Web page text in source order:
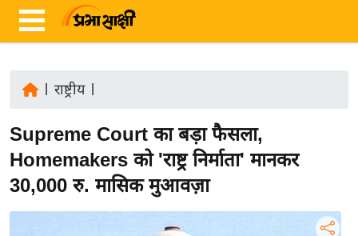
ज़ा
ख
ब
र
राष्ट्रीय|
Supreme Court का बड़ा फैसला,
Homemakers को 'राष्ट्र निर्माता' मानकर
30,000 रु. मासिक मुआवज़ा